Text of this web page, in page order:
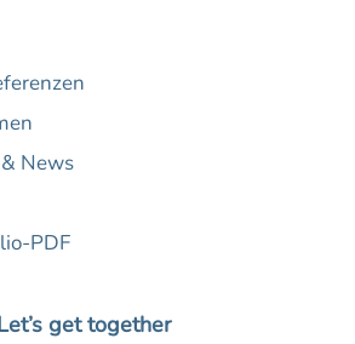
News
PDF
get together